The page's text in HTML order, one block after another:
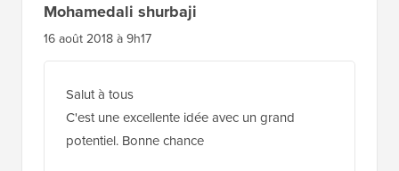
Mohamedali shurbaji
16 août 2018 à 9h17
Salut à tous
C'est une excellente idée avec un grand
potentiel. Bonne chance